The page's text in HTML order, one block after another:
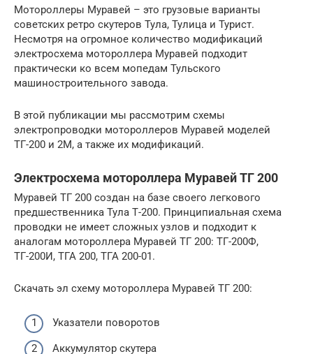
Мотороллеры Муравей – это грузовые варианты
советских ретро скутеров Тула, Тулица и Турист.
Несмотря на огромное количество модификаций
электросхема мотороллера Муравей подходит
практически ко всем мопедам Тульского
машиностроительного завода.
В этой публикации мы рассмотрим схемы
электропроводки мотороллеров Муравей моделей
ТГ-200 и 2М, а также их модификаций.
Электросхема мотороллера Муравей ТГ 200
Муравей ТГ 200 создан на базе своего легкового
предшественника Тула Т-200. Принципиальная схема
проводки не имеет сложных узлов и подходит к
аналогам мотороллера Муравей ТГ 200: ТГ-200Ф,
ТГ-200И, ТГА 200, ТГА 200-01.
Скачать эл схему мотороллера Муравей ТГ 200:
Указатели поворотов
Аккумулятор скутера